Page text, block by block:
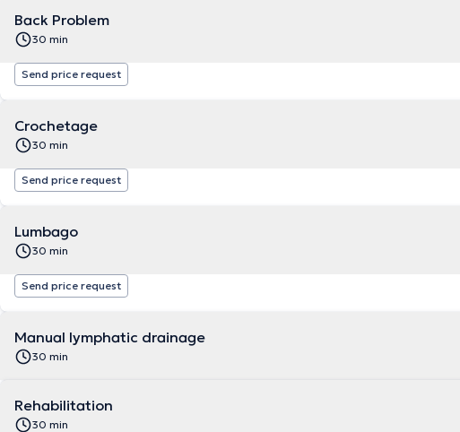
Back Problem
30 min
Send price request
Crochetage
30 min
Send price request
Lumbago
30 min
Send price request
Manual lymphatic drainage
30 min
Rehabilitation
30 min